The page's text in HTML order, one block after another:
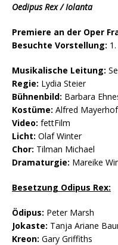
Oedipus Rex / Iolanta
Premiere an der Oper
Besuchte Vorstellung:
Musikalische Leitung:
Regie: Lydia Steier
Bühnenbild: Barbara
Kostüme: Alfred
Video: fettFilm
Licht: Olaf Winter
Chor: Tilman Michael
Dramaturgie: Mareike
Besetzung Odipus Rex:
Ödipus: Peter Marsh
Jokaste: Tanja Ariane
Kreon: Gary Griffiths